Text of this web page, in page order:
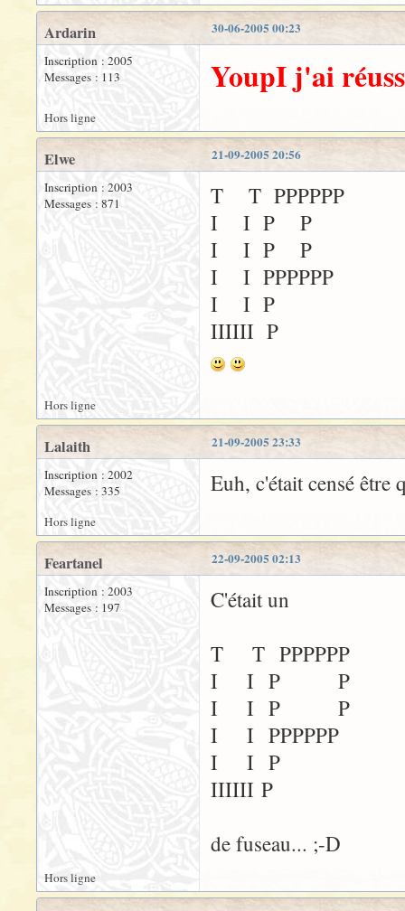
30-06-2005 00:23
Ardarin
Inscription : 2005
Messages : 113
YoupI j'ai
Hors ligne
21-09-2005 20:56
Elwe
Inscription : 2003
Messages : 871
T T PPPPPP
I I P P
I I P P
I I PPPPPP
I I P
IIIIII P
Hors ligne
21-09-2005 23:33
Lalaith
Inscription : 2002
Messages : 335
Euh, c'était censé être
Hors ligne
22-09-2005 02:13
Feartanel
Inscription : 2003
Messages : 197
C'était un
T T PPPPPP
I I P P
I I P P
I I PPPPPP
I I P
IIIIII P
de fuseau... ;-D
Hors ligne